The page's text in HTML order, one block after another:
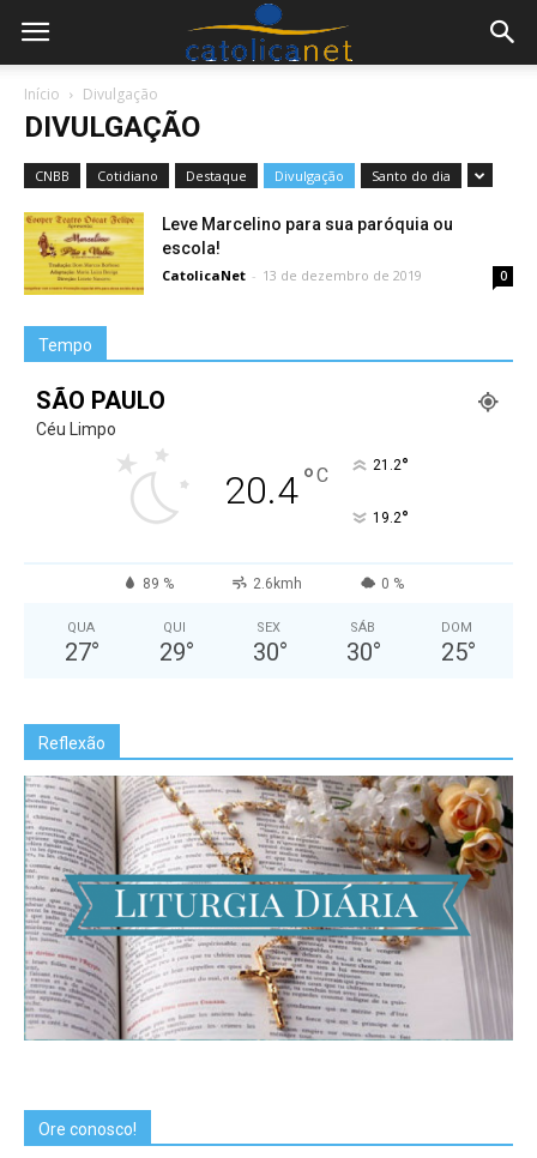
Início Divulgação
DIVULGAÇÃO
CNBB Cotidiano Destaque Divulgação Santo do dia
Leve Marcelino para sua paróquia ou
escola!
CatolicaNet - 13 de dezembro de 2019 0
Tempo
SÃO PAULO
Céu Limpo
20.4°C 21.2°
19.2°
89 % 2.6kmh 0 %
QUA
27°
QUI
29°
SEX
30°
SÁB
30°
DOM
25°
Reflexão
Ore conosco!